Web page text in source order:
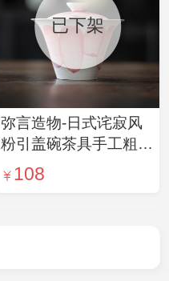
已下架
弥言造物-日式诧寂风
粉引盖碗茶具手工粗陶
泡茶碗茶杯功夫茶具不
烫手
108